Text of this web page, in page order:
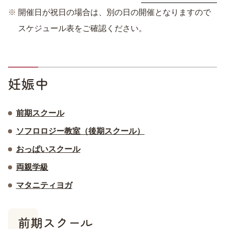
開催日が祝日の場合は、別の日の開催となりますので
スケジュール表をご確認ください。
妊娠中
前期スクール
ソフロロジー教室（後期スクール）
おっぱいスクール
両親学級
マタニティヨガ
前期スクール